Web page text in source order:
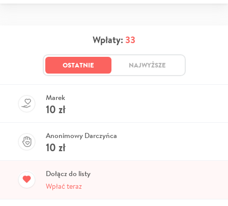
Wpłaty: 33
OSTATNIE NAJWYŻSZE
Marek
10 zł
Anonimowy Darczyńca
10 zł
Dołącz do listy
Wpłać teraz